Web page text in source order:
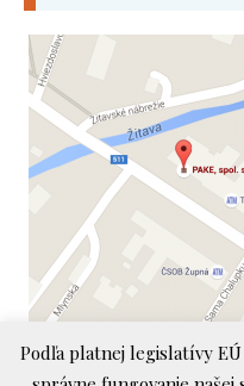
Podľa platnej legislatívy